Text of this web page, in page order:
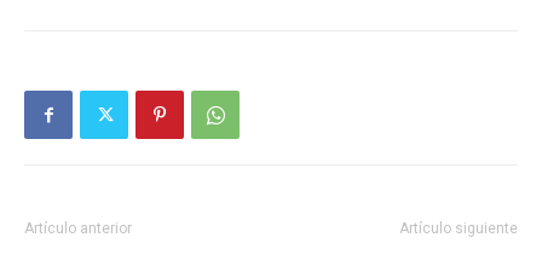
Artículo anterior Artículo siguiente